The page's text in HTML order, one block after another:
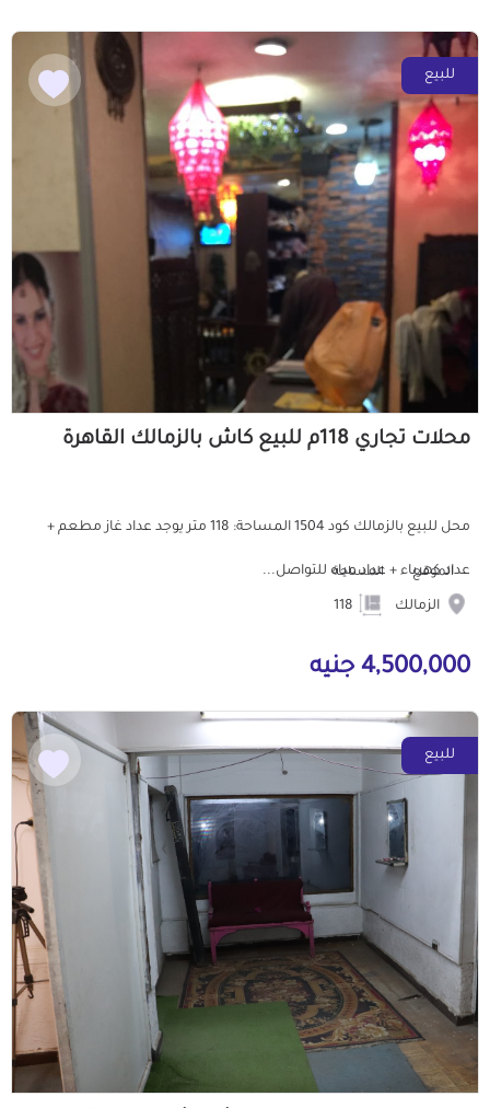
للبيع
محلات تجاري 118م للبيع كاش بالزمالك القاهرة
محل للبيع بالزمالك كود 1504 المساحة: 118 متر يوجد عداد غاز مطعم +
عداد كهرباء + عداد مياه للتواصل...
الموقع
الزمالك
المساحة
4,500,000 جنيه
للبيع